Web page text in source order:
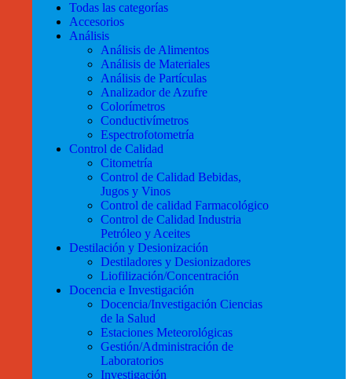
Todas las categorías
Accesorios
Análisis
Análisis de Alimentos
Análisis de Materiales
Análisis de Partículas
Analizador de Azufre
Colorímetros
Conductivímetros
Espectrofotometría
Control de Calidad
Citometría
Control de Calidad Bebidas,
Jugos y Vinos
Control de calidad Farmacológico
Control de Calidad Industria
Petróleo y Aceites
Destilación y Desionización
Destiladores y Desionizadores
Liofilización/Concentración
Docencia e Investigación
Docencia/Investigación Ciencias
de la Salud
Estaciones Meteorológicas
Gestión/Administración de
Laboratorios
Investigación